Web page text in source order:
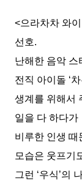
<으라차차 와이
선호.
난해한 음악 스
전직 아이돌 ‘
생계를 위해서
일을 다 하다가
비루한 인생 때
모습은 웃프기
그런 ‘우식’의